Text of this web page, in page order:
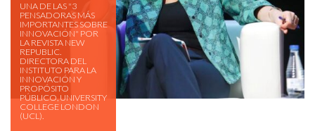
UNA DE LAS "3
PENSADORAS MÁS
IMPORTANTES SOBRE
INNOVACIÓN" POR
LA REVISTA NEW
REPUBLIC.
DIRECTORA DEL
INSTITUTO PARA LA
INNOVACIÓN Y
PROPÓSITO
PÚBLICO, UNIVERSITY
COLLEGE LONDON
(UCL).